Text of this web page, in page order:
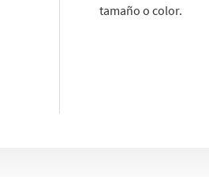
tamaño o color.